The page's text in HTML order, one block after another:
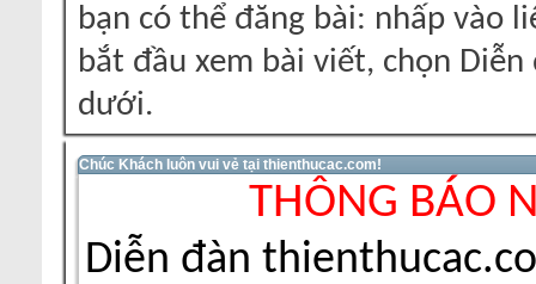
bạn có thể đăng bài: nhấp vào
bắt đầu xem bài viết, chọn
dưới.
Chúc Khách luôn vui vẻ tại thienthucac.com!
THÔNG BÁO
Diễn đàn